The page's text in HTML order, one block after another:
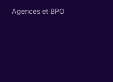
Agences et BPO